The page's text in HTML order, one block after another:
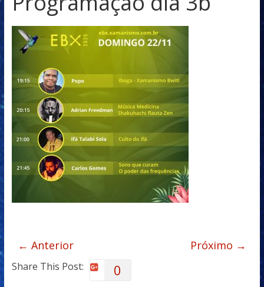
← Anterior Próximo →
Share This Post: 0